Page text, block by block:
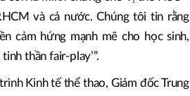
và cả nước. Chúng tôi tin rằng
cảm hứng mạnh mẽ cho học sinh,
thần fair-play’”.
Kinh tế thể thao, Giám đốc Trung